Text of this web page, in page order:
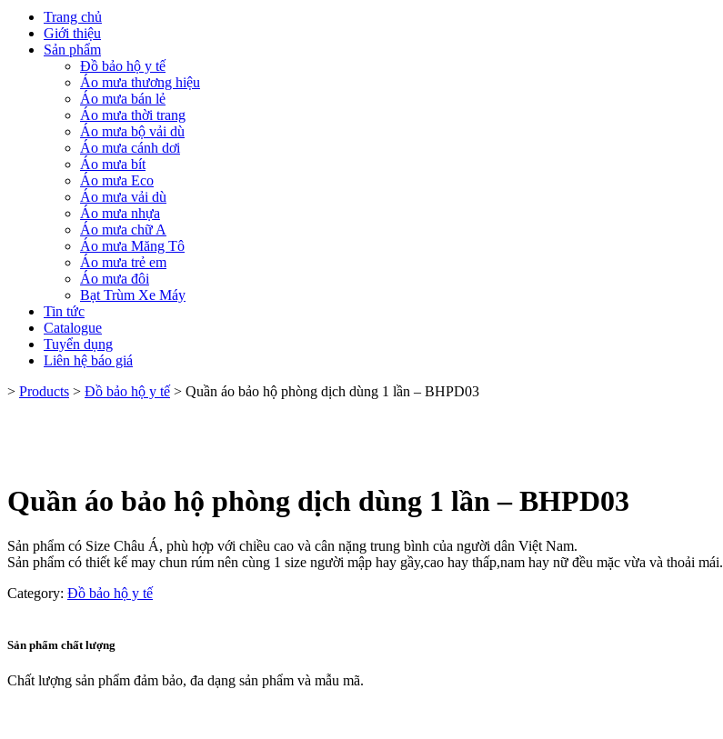
Trang chủ
Giới thiệu
Sản phẩm
Đồ bảo hộ y tế
Áo mưa thương hiệu
Áo mưa bán lẻ
Áo mưa thời trang
Áo mưa bộ vải dù
Áo mưa cánh dơi
Áo mưa bít
Áo mưa Eco
Áo mưa vải dù
Áo mưa nhựa
Áo mưa chữ A
Áo mưa Măng Tô
Áo mưa trẻ em
Áo mưa đôi
Bạt Trùm Xe Máy
Tin tức
Catalogue
Tuyển dụng
Liên hệ báo giá
> Products > Đồ bảo hộ y tế > Quần áo bảo hộ phòng dịch dùng 1 lần – BHPD03
Quần áo bảo hộ phòng dịch dùng 1 lần – BHPD03
Sản phẩm có Size Châu Á, phù hợp với chiều cao và cân nặng trung bình của người dân Việt Nam.
Sản phẩm có thiết kế may chun rúm nên cùng 1 size người mập hay gầy,cao hay thấp,nam hay nữ đều mặc vừa và thoải mái.
Category: Đồ bảo hộ y tế
Sản phẩm chất lượng
Chất lượng sản phẩm đảm bảo, đa dạng sản phẩm và mẫu mã.